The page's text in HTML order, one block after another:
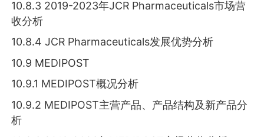
10.8.3 2019-2023年JCR Pharmaceuticals市场营
收分析
10.8.4 JCR Pharmaceuticals发展优势分析
10.9 MEDIPOST
10.9.1 MEDIPOST概况分析
10.9.2 MEDIPOST主营产品、产品结构及新产品分
析